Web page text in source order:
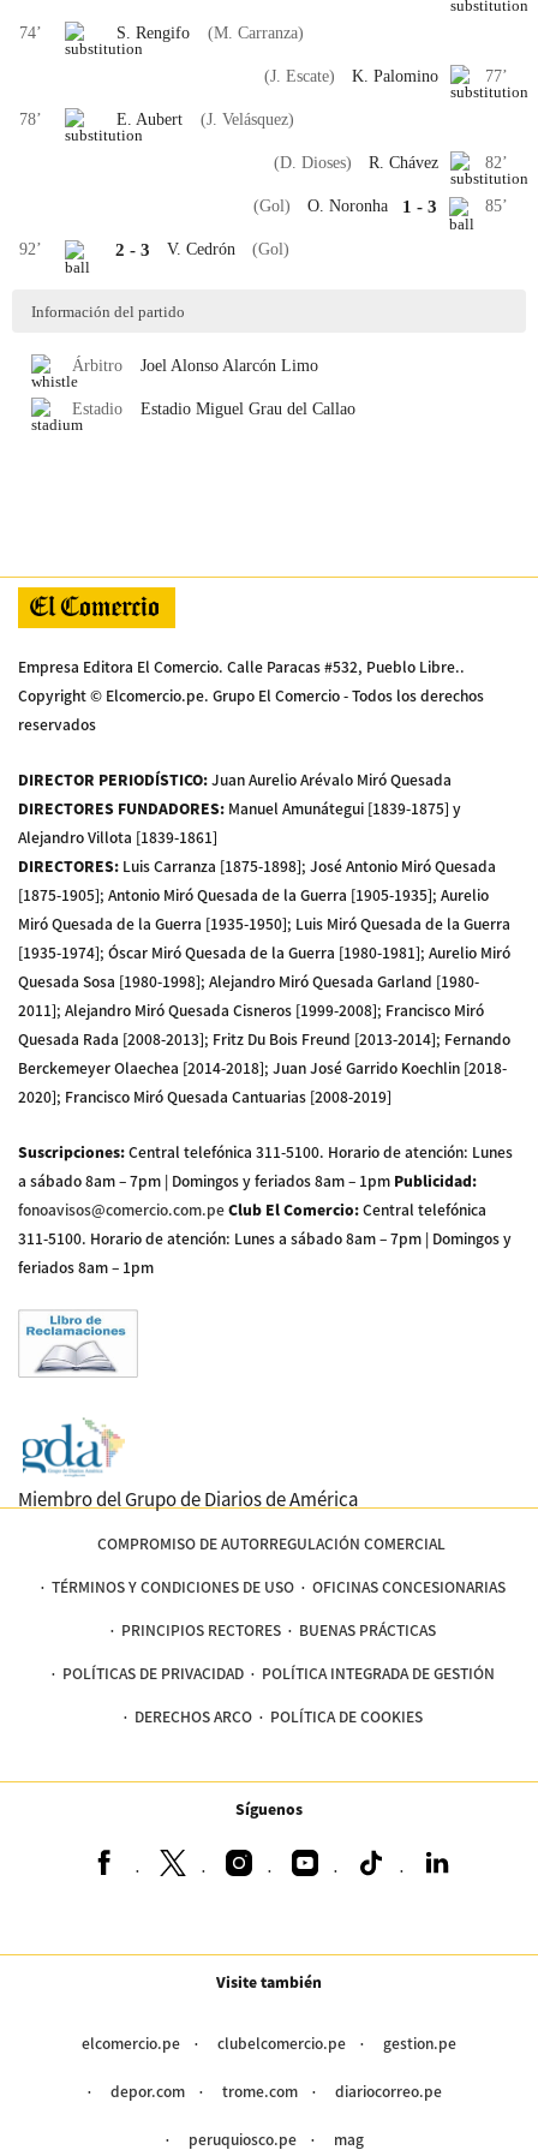
74’ S. Rengifo (M. Carranza)
77’
K. Palomino
(J. Escate)
78’ E. Aubert (J. Velásquez)
82’
R. Chávez
(D. Dioses)
85’
1 -3
O. Noronha
(Gol)
92’ 2 - 3 V. Cedrón (Gol)
Información del partido
Árbitro Joel Alonso Alarcón Limo
Estadio Estadio Miguel Grau del Callao
Empresa Editora El Comercio. Calle Paracas #532, Pueblo Libre..
Copyright © Elcomercio.pe. Grupo El Comercio - Todos los derechos
reservados
DIRECTOR PERIODÍSTICO:Juan Aurelio Arévalo Miró Quesada
DIRECTORES FUNDADORES: Manuel Amunátegui [1839-1875] y
Alejandro Villota [1839-1861]
DIRECTORES: Luis Carranza [1875-1898]; José Antonio Miró Quesada
[1875-1905]; Antonio Miró Quesada de la Guerra [1905-1935]; Aurelio
Miró Quesada de la Guerra [1935-1950]; Luis Miró Quesada de la Guerra
[1935-1974]; Óscar Miró Quesada de la Guerra [1980-1981]; Aurelio Miró
Quesada Sosa [1980-1998]; Alejandro Miró Quesada Garland [1980-
2011]; Alejandro Miró Quesada Cisneros [1999-2008]; Francisco Miró
Quesada Rada [2008-2013]; Fritz Du Bois Freund [2013-2014]; Fernando
Berckemeyer Olaechea [2014-2018]; Juan José Garrido Koechlin [2018-
2020]; Francisco Miró Quesada Cantuarias [2008-2019]
Suscripciones:Central telefónica 311-5100. Horario de atención: Lunes
a sábado 8am – 7pm | Domingos y feriados 8am – 1pm Publicidad:
fonoavisos@comercio.com.peClub El Comercio:Central telefónica
311-5100. Horario de atención: Lunes a sábado 8am – 7pm | Domingos y
feriados 8am – 1pm
Miembro del Grupo de Diarios de América
COMPROMISO DE AUTORREGULACIÓN COMERCIAL
TÉRMINOS Y CONDICIONES DE USO OFICINAS CONCESIONARIAS
PRINCIPIOS RECTORES BUENAS PRÁCTICAS
POLÍTICAS DE PRIVACIDAD POLÍTICA INTEGRADA DE GESTIÓN
DERECHOS ARCO POLÍTICA DE COOKIES
Síguenos
Visite también
elcomercio.pe clubelcomercio.pe gestion.pe
depor.com trome.com diariocorreo.pe
peruquiosco.pe mag